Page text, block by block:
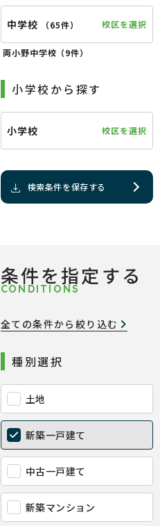
中学校 （65件） 校区を選択
両小野中学校（9件）
小学校から探す
小学校 校区を選択
検索条件を保存する
条件を指定する
CONDITIONS
全ての条件から絞り込む
種別選択
土地
新築一戸建て
中古一戸建て
新築マンション